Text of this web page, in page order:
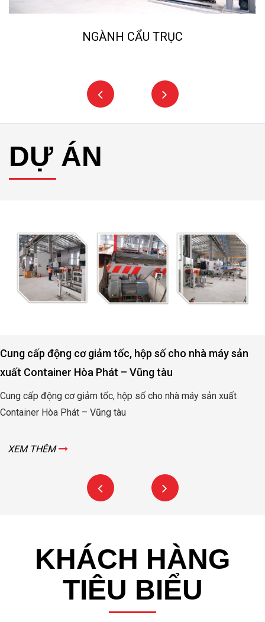
NGÀNH CẨU TRỤC
DỰ ÁN
Cung cấp động cơ giảm tốc, hộp số cho nhà máy sản
xuất Container Hòa Phát – Vũng tàu
Cung cấp động cơ giảm tốc, hộp số cho nhà máy sản xuất
Container Hòa Phát – Vũng tàu
XEM THÊM
KHÁCH HÀNG
TIÊU BIỂU